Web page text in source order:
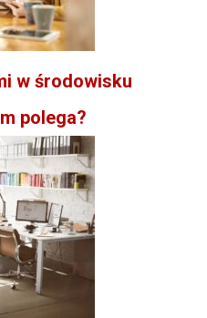
w środowisku
polega?